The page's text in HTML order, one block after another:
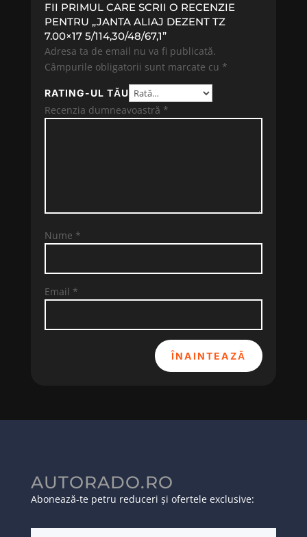
FII PRIMUL CARE SCRII O RECENZIE
PENTRU „JANTA ALIAJ DEZENT TZ
7.00×17 5/114,30/48/67,1”
Adresa ta de email nu va fi publicată.
Câmpurile obligatorii sunt marcate cu *
RATING-UL TĂU
Recenzia dumneavoastră *
Nume *
Email *
ÎNAINTEAZĂ
AUTORADO.RO
Abonează-te petru reduceri și ofertele exclusive: